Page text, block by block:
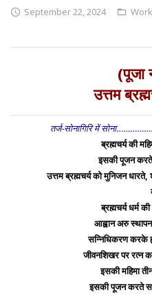
September 22, 2024
उत्तम
तर्ज-
ब्रह्मचर्य की
इसकी पूजन करते
उत्तम ब्रह्मचर्य को मुनिजन
ब्रह्मचर्य धर्म
आह्वान अरु
सन्निधिकरण करके
जीवनशिखर पर रत्न
इसकी महिमा
इसकी पूजन करते